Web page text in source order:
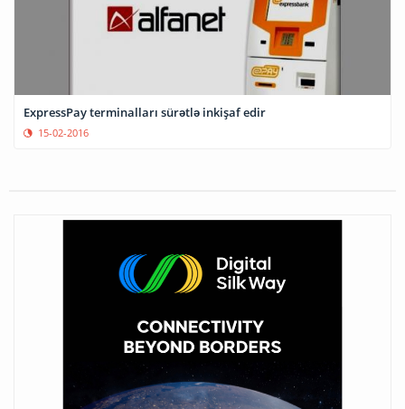
ExpressPay terminalları sürətlə inkişaf edir
15-02-2016